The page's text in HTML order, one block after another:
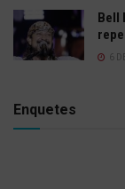
Bell
6
Enquetes